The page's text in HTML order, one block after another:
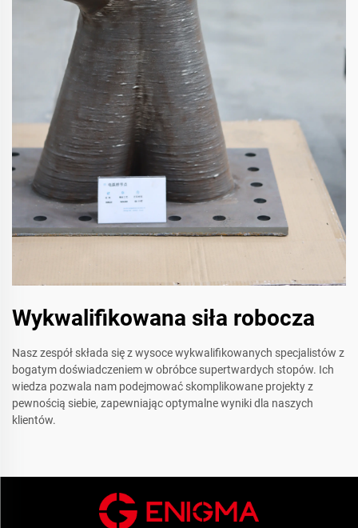
Wykwalifikowana siła robocza
Nasz zespół składa się z wysoce wykwalifikowanych specjalistów z
bogatym doświadczeniem w obróbce supertwardych stopów. Ich
wiedza pozwala nam podejmować skomplikowane projekty z
pewnością siebie, zapewniając optymalne wyniki dla naszych
klientów.